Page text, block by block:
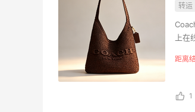
转运
上在
距离
1
哈哈，这杯霸王茶姬买得真
08月07日
Dr.Levy精华效果给到夯